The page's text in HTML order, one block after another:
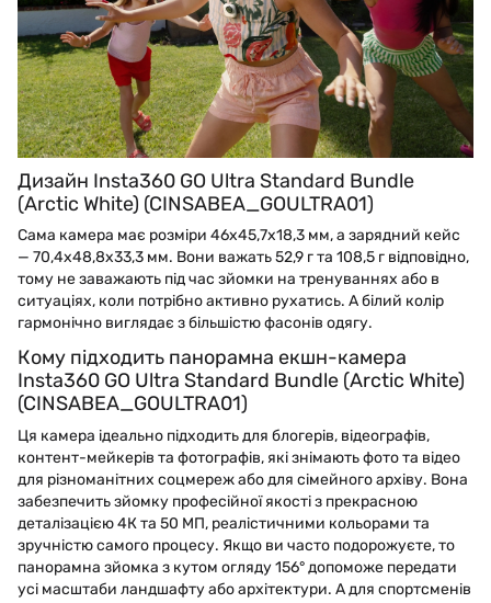
Дизайн Insta360 GO Ultra Standard Bundle
(Arctic White) (CINSABEA_GOULTRA01)
Сама камера має розміри 46x45,7x18,3 мм, а зарядний кейс
— 70,4x48,8x33,3 мм. Вони важать 52,9 г та 108,5 г відповідно,
тому не заважають під час зйомки на тренуваннях або в
ситуаціях, коли потрібно активно рухатись. А білий колір
гармонічно виглядає з більшістю фасонів одягу.
Кому підходить панорамна екшн-камера
Insta360 GO Ultra Standard Bundle (Arctic White)
(CINSABEA_GOULTRA01)
Ця камера ідеально підходить для блогерів, відеографів,
контент-мейкерів та фотографів, які знімають фото та відео
для різноманітних соцмереж або для сімейного архіву. Вона
забезпечить зйомку професійної якості з прекрасною
деталізацією 4К та 50 МП, реалістичними кольорами та
зручністю самого процесу. Якщо ви часто подорожуєте, то
панорамна зйомка з кутом огляду 156° допоможе передати
усі масштаби ландшафту або архітектури. А для спортсменів